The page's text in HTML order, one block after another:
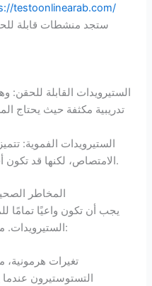
testoonlinearab.com/
ستجد منشطات قابلة
الستيرويدات القابلة
تدريبية مكثفة حيث يحتاج
الستيرويدات الفموية:
الامتصاص، لكنها قد تكون أقل فعالية من القابلة للحقن.
المخاطر
يجب أن تكون واعيًا تمامًا
الستيرويدات. من بين هذه المخاطر يمكن أن تظهر:
تغيرات
التستوستيرون